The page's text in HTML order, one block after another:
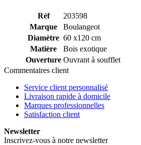
Réf
203598
Marque
Boulangeot
Diamètre 60 x120 cm
Matière
Bois exotique
Ouverture Ouvrant à soufflet
Commentaires client
Service client personnalisé
Livraison rapide à domicile
Marques professionnelles
Satisfaction client
Newsletter
Inscrivez-vous à notre newsletter